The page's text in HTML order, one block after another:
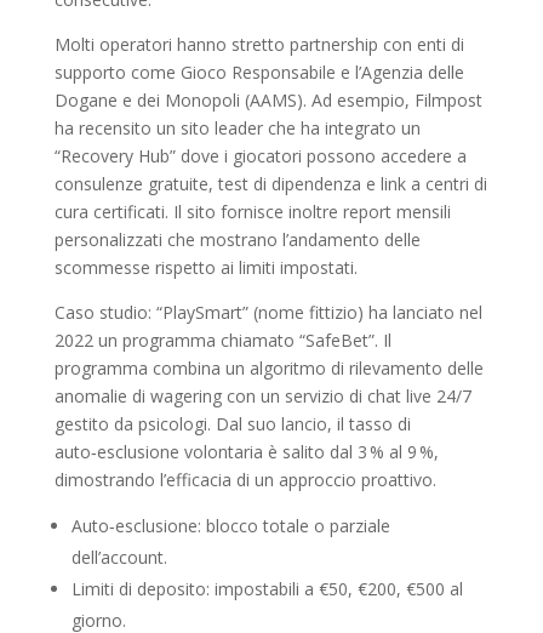
Molti operatori hanno stretto partnership con enti di
supporto come Gioco Responsabile e l’Agenzia delle
Dogane e dei Monopoli (AAMS). Ad esempio, Filmpost
ha recensito un sito leader che ha integrato un
“Recovery Hub” dove i giocatori possono accedere a
consulenze gratuite, test di dipendenza e link a centri di
cura certificati. Il sito fornisce inoltre report mensili
personalizzati che mostrano l’andamento delle
scommesse rispetto ai limiti impostati.
Caso studio: “PlaySmart” (nome fittizio) ha lanciato nel
2022 un programma chiamato “SafeBet”. Il
programma combina un algoritmo di rilevamento delle
anomalie di wagering con un servizio di chat live 24/7
gestito da psicologi. Dal suo lancio, il tasso di
auto‑esclusione volontaria è salito dal 3 % al 9 %,
dimostrando l’efficacia di un approccio proattivo.
Auto‑esclusione: blocco totale o parziale
dell’account.
Limiti di deposito: impostabili a €50, €200, €500 al
giorno.